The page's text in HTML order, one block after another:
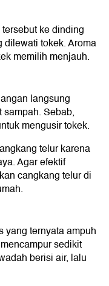
ke dinding
dilewati tokek. Aroma
memilih menjauh.
langsung
Sebab,
mengusir tokek.
telur karena
Agar efektif
cangkang telur di
yang ternyata ampuh
sedikit
berisi air, lalu